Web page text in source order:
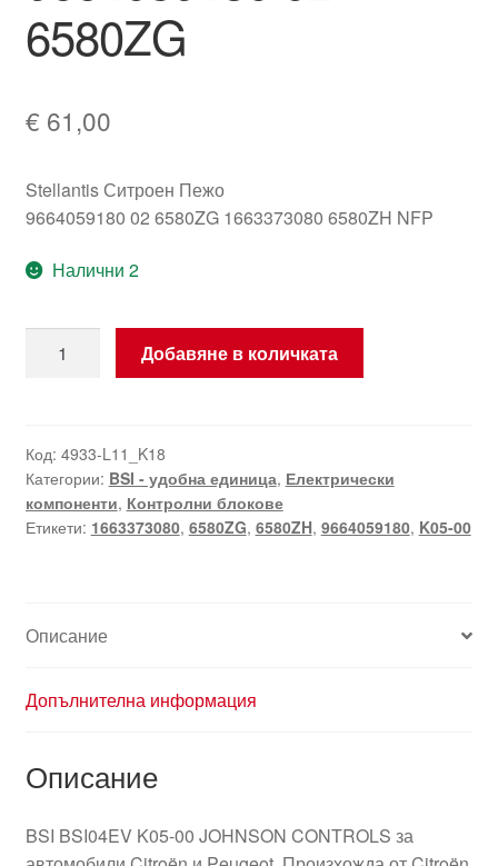
6580ZG
€ 61,00
Stellantis Ситроен Пежо
9664059180 02 6580ZG 1663373080 6580ZH NFP
Налични 2
00
Ситроен
Пежо
9664059180
Добавяне в количката
Код: 4933-L11_K18
Категории: BSI - удобна единица, Електрически
компоненти, Контролни блокове
Етикети: 1663373080, 6580ZG, 6580ZH, 9664059180, K05-00
Описание
Допълнителна информация
Описание
BSI BSI04EV K05-00 JOHNSON CONTROLS за